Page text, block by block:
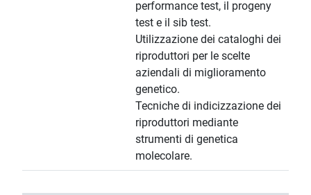
performance test, il progeny
test e il sib test.
Utilizzazione dei cataloghi dei
riproduttori per le scelte
aziendali di miglioramento
genetico.
Tecniche di indicizzazione dei
riproduttori mediante
strumenti di genetica
molecolare.